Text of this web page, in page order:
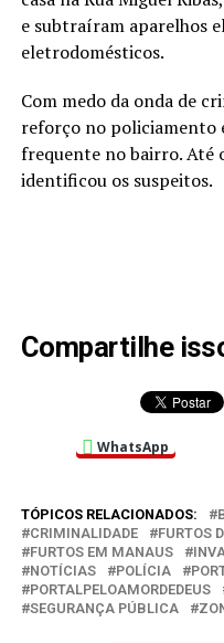
e subtraíram aparelhos
eletrodomésticos.
Com medo da onda de
reforço no policiamento
frequente no bairro. Até
identificou os suspeitos.
Compartilhe
WhatsApp
TÓPICOS RELACIONADOS:
CRIMINALIDADE
FURTOS
FURTOS EM MANAUS
NOTÍCIAS
POLÍCIA
PORTALPELOAMORDEDEUS
SEGURANÇA PÚBLICA